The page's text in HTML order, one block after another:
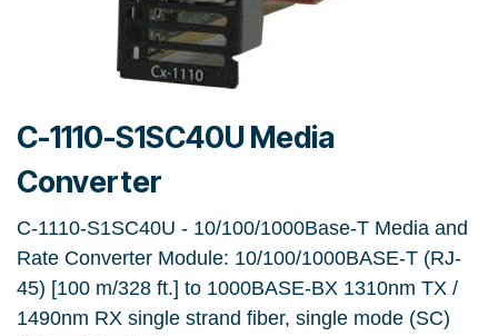
C-1110-S1SC40U Media
Converter
C-1110-S1SC40U - 10/100/1000Base-T Media and
Rate Converter Module: 10/100/1000BASE-T (RJ-
45) [100 m/328 ft.] to 1000BASE-BX 1310nm TX /
1490nm RX single strand fiber, single mode (SC)